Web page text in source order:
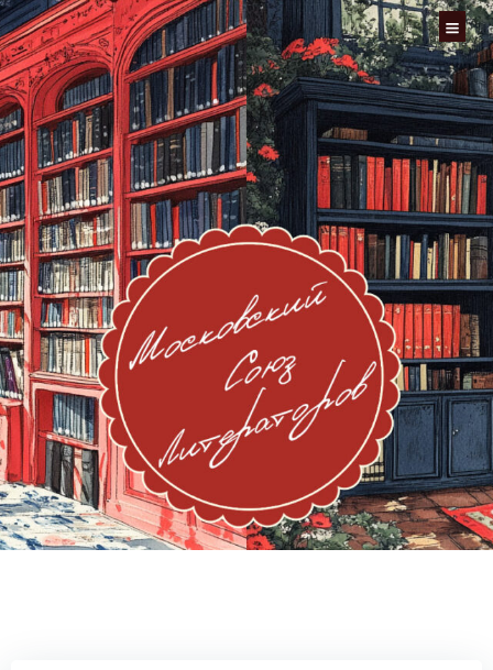
Перейти
к
содержимому